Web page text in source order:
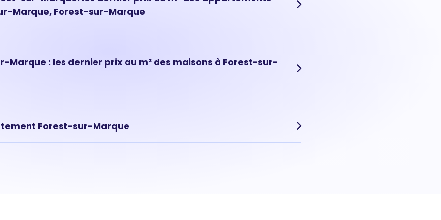
Marque, Forest-sur-Marque
Marque : les dernier prix au m² des maisons à Forest-sur-
Forest-sur-Marque